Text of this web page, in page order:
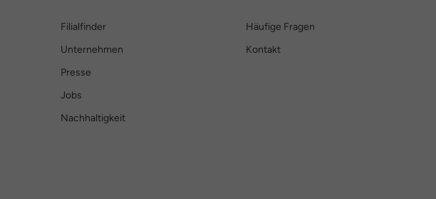
Filialfinder
Unternehmen
Presse
Jobs
Nachhaltigkeit
Häufige Fragen
Kontakt